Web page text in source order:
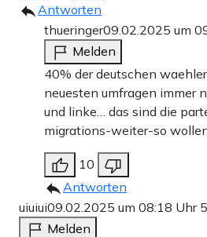
Antworten
thueringer09.02.2025 um
Melden
40% der deutschen
neuesten umfragen immer
und linke… das sind die
migrations-weiter-so
10
Antworten
uiuiui09.02.2025 um 08:18 Uhr
Melden